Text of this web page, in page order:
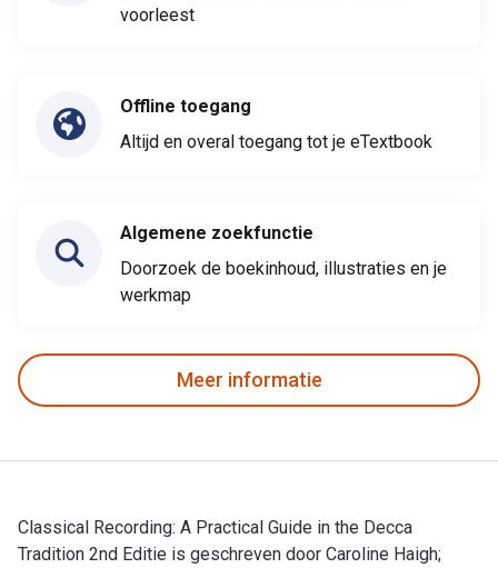
voorleest
Offline toegang
Altijd en overal toegang tot je eTextbook
Algemene zoekfunctie
Doorzoek de boekinhoud, illustraties en je
werkmap
Meer informatie
Classical Recording: A Practical Guide in the Decca
Tradition 2nd Editie is geschreven door Caroline Haigh;